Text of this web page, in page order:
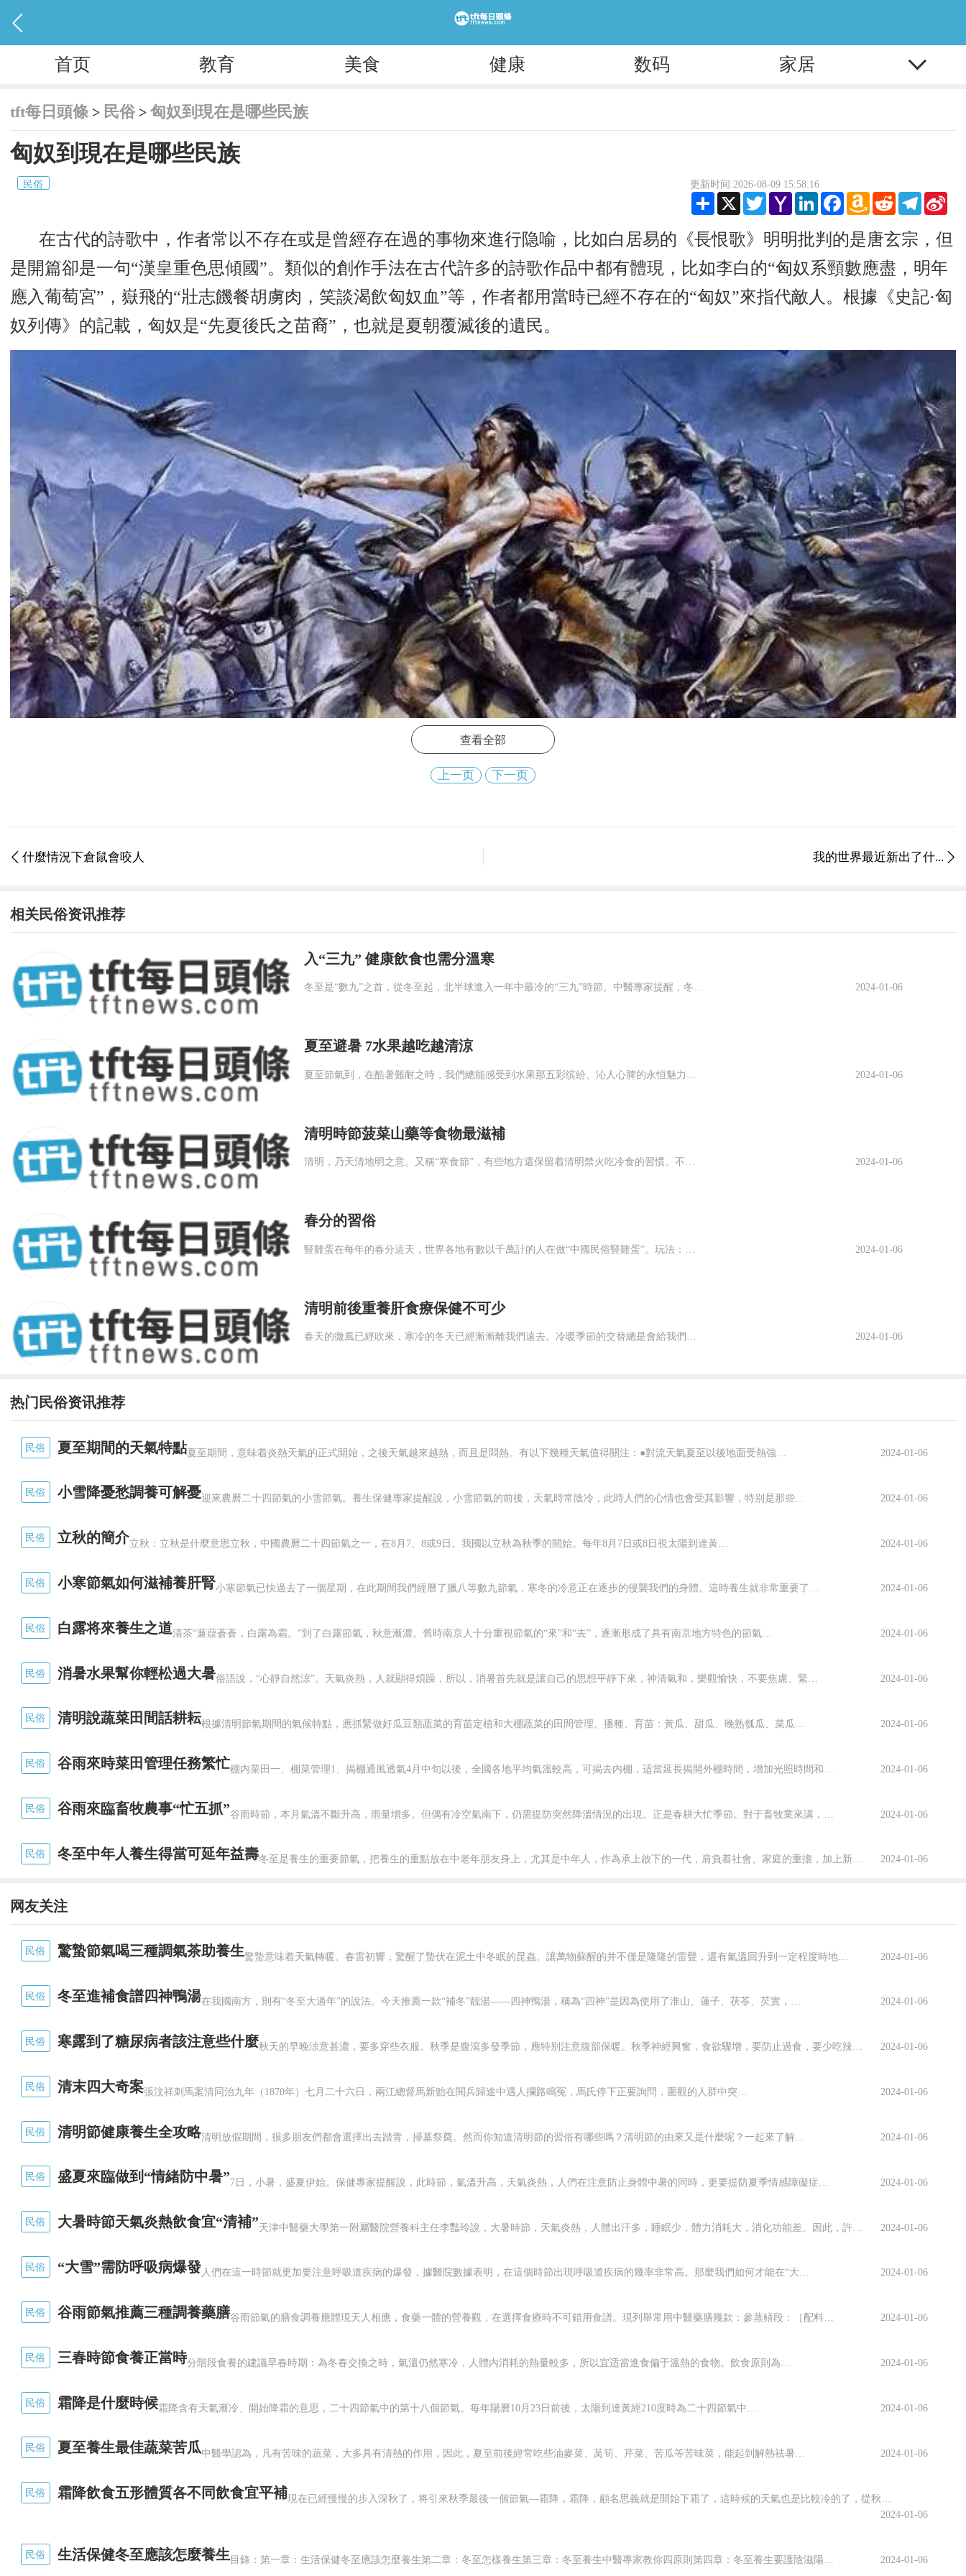

首页 教育 美食 健康 数码 家居
tft每日頭條 > 民俗 >匈奴到現在是哪些民族
匈奴到現在是哪些民族
民俗
更新时间:2026-08-09 15:58:16
Share
X Twitter
Yahoo
Mail
LinkedInFacebookAmazon
Wish
List
Reddit Telegram
在古代的詩歌中，作者常以不存在或是曾經存在過的事物來進行隐喻，比如白居易的《長恨歌》明明批判的是唐玄宗，但
是開篇卻是一句“漢皇重色思傾國”。類似的創作手法在古代許多的詩歌作品中都有體現，比如李白的“匈奴系頸數應盡，明年
應入葡萄宮”，嶽飛的“壯志饑餐胡虜肉，笑談渴飲匈奴血”等，作者都用當時已經不存在的“匈奴”來指代敵人。根據《史記·匈
奴列傳》的記載，匈奴是“先夏後氏之苗裔”，也就是夏朝覆滅後的遺民。
被商人驅逐後，這批夏人遺民在西遷過程中融合了月氏、樓蘭等其他民族，最終演變成了後來的匈奴。匈奴在大約公元前
3世紀左右，才逐漸興起為一個大規模的遊牧部族，“戰國七雄”中的趙國就長年受匈奴的困擾，李牧也是在長期抗擊匈奴的戰
鬥中成長為一代名将的。秦始皇統一六國之後，于公元前215年派遣蒙恬将匈奴人趕出了河套以及河西走廊地區。然而随着秦
朝的二世而亡，中原大地再次陷入戰亂的同時也給了匈奴以喘息之機，并且在西漢初年再度崛起。
公元前201年，劉邦親自率32萬大軍迎擊匈奴，結果被匈奴圍困于平城白登山7天7夜。要不是陳平獻計，可能剛剛建立起
來的漢帝國會比秦朝更短命。從這以後，整個西漢初期的數十年時間裡，漢朝都不得不用和親的方式換取同匈奴的基本和
強大的國力，由被迫防守轉變為了主動進攻。霍去病更是在短短幾年裡打得匈奴哀嚎不已，他的“封狼居胥”也成為了後世武
漢武帝時期的頻繁用兵，打得匈奴内部出現了大分裂，其中南匈奴于公元前53年在首領呼韓邪的帶領下歸附了西漢，并且
查看全部
上一页 下一页
什麼情況下倉鼠會咬人 
我的世界最近新出了什...
相关民俗资讯推荐
入“三九” 健康飲食也需分溫寒
冬至是“數九”之首，從冬至起，北半球進入一年中最冷的“三九”時節。中醫專家提醒，冬至時節是個轉變時期，此時陰氣開始衰弱，陽氣逐漸升發，但畢竟三九天剛剛開始，外界陰氣較重，因此，冬令進補要注意收藏，飲食起居要以斂陽護陰為根本，并注意防寒保暖，避免過度勞累... 2024-01-06
夏至避暑 7水果越吃越清涼
2024-01-06
清明時節菠菜山藥等食物最滋補
清明，乃天清地明之意。又稱“寒食節”，有些地方還保留着清明禁火吃冷食的習慣。不過，“有些人是不适合吃冷食的。在清明時節，凡是耗損或阻礙陽氣的情況都應該避免。“陽氣”升發是指脾胃的運動收縮，因此人們春季的食欲通常比較好，不過要注意飲食适度，保... 2024-01-06
春分的習俗
2024-01-06
清明前後重養肝食療保健不可少
2024-01-06
热门民俗资讯推荐
民俗 夏至期間的天氣特點 2024-01-06
民俗 小雪降憂愁調養可解憂 迎來農曆二十四節氣的小雪節氣。養生保健專家提醒說，小雪節氣的前後，天氣時常陰冷，此時人們的心情也會受其影響，特别是那些患有抑郁症的公衆更容易加重病情，要注重調養。養生保健專家介紹，傳統中醫認為“千般災難，不越三條”，也就是說，緻疾病發生的原因不外乎三種：即内因（七情過激所傷）、外因（六淫侵襲所傷）、... 2024-01-06
民俗 立秋的簡介 立秋：立秋是什麼意思立秋，中國農曆二十四節氣之一，在8月7、8或9日。我國以立秋為秋季的開始。每年8月7日或8日視太陽到達黃經135°時為立秋。《月令七十二候集解》：“七月節，立字解見春（立春）。秋，揪也，物于此而揪斂也。”立秋一般預示着炎熱的夏天即将過去，秋天即将來... 2024-01-06
民俗 小寒節氣如何滋補養肝腎 小寒節氣已快過去了一個星期，在此期間我們經曆了臘八等數九節氣，寒冬的冷意正在逐步的侵襲我們的身體。這時養生就非常重要了，那麼在小寒節氣我們如何滋補養肝腎的呢？今天小編就帶大家了解一下吧。小寒要注意滋補肝腎“小寒節氣天氣寒冷，養生的重點在于滋補肝腎。合理進補既可及時補充氣血津液抵禦嚴寒侵襲... 2024-01-06
民俗 白露将來養生之道 清茶“蒹葭蒼蒼，白露為霜。”到了白露節氣，秋意漸濃。舊時南京人十分重視節氣的“來”和“去”，逐漸形成了具有南京地方特色的節氣習俗。說到白露，愛喝茶的老南京都十分青睐“白露茶”，此時的茶樹經過夏季的酷熱，白... 2024-01-06
民俗 消暑水果幫你輕松過大暑 2024-01-06
民俗 清明說蔬菜田間話耕耘 2024-01-06
民俗 谷雨來時菜田管理任務繁忙 2024-01-06
民俗 谷雨來臨畜牧農事“忙五抓” 2024-01-06
民俗 冬至中年人養生得當可延年益壽 冬至是養生的重要節氣，把養生的重點放在中老年朋友身上，尤其是中年人，作為承上啟下的一代，肩負着社會、家庭的重擔，加上新世紀的快節奏與現實生活中的諸多矛盾，使人經常處于緊張繁忙的狀态之中，長此以往，若不注意保養自己，必然影響身心健康。《靈樞·天年》雲：“人生…&... 2024-01-06
网友关注
民俗 驚蟄節氣喝三種調氣茶助養生 驚蟄意味着天氣轉暖、春雷初響，驚醒了蟄伏在泥土中冬眠的昆蟲。讓萬物蘇醒的并不僅是隆隆的雷聲，還有氣溫回升到一定程度時地中及地表的溫度。因此有諺語雲：“驚蟄過，暖和和，蛤蟆老角（鳳頭百靈）唱山歌”，“驚蟄地氣通”等。養生保健專家介紹，驚蟄節氣前後的養生保... 2024-01-06
民俗 冬至進補食譜四神鴨湯 在我國南方，則有“冬至大過年”的說法。今天推薦一款“補冬”靓湯——四神鴨湯，稱為“四神”是因為使用了淮山、蓮子、茯苓、芡實，這四種藥材在中藥裡稱為“四臣子”，與閩南語的&ldquo... 2024-01-06
民俗 寒露到了糖尿病者該注意些什麼 秋天的早晚涼意甚濃，要多穿些衣服。秋季是腹瀉多發季節，應特别注意腹部保暖。秋季神經興奮，食欲驟增，要防止過食，要少吃辣味和生冷食物，多吃酸性和熱軟食物，以利于消化。不吃黴變和不潔食物，避免感染腸道傳染病。中秋之後天氣幹燥，易出現口渴、咽幹、唇燥、皮膚幹澀等“秋燥病”，應多吃水... 2024-01-06
民俗 清末四大奇案 2024-01-06
民俗 清明節健康養生全攻略 清明放假期間，很多朋友們都會選擇出去踏青，掃墓祭奠。然而你知道清明節的習俗有哪些嗎？清明節的由來又是什麼呢？一起來了解下吧！清明節出行攻略控制情緒防心病“清明也是心肌梗塞、中風等心腦血管疾病的高發期。”專家提醒，患有心腦血管疾病、血壓偏高的人，掃墓時要注意穩定情緒，需帶上急救藥品，身旁最好有親人陪伴... 2024-01-06
民俗 盛夏來臨做到“情緒防中暑” 2024-01-06
民俗 大暑時節天氣炎熱飲食宜“清補” 天津中醫藥大學第一附屬醫院營養科主任李豔玲說，大暑時節，天氣炎熱，人體出汗多，睡眠少，體力消耗大，消化功能差。因此，許多人天氣一熱，體質就有所下降，常常是“無病三分虛”，一些平素陰虛體弱者，更易産生精神疲憊、食欲不振、口苦苔膩、脘腹脹悶、體重減輕等現象。中醫強調，炎熱的大暑，... 2024-01-06
民俗 “大雪”需防呼吸病爆發 人們在這一時節就更加要注意呼吸道疾病的爆發，據醫院數據表明，在這個時節出現呼吸道疾病的幾率非常高。那麼我們如何才能在“大雪”時節到來之時，給自己做一份全方位的保護哪？一：保護脖子，人人需要冬天常見的呼吸道疾病大多數都是從嗓子開始的。我們在冬天寒冷的時候，總是穿上厚重的羽絨服、... 2024-01-06
民俗 谷雨節氣推薦三種調養藥膳 谷雨節氣的膳食調養應體現天人相應，食藥一體的營養觀，在選擇食療時不可錯用食譜。現列舉常用中醫藥膳幾款：參蒸鳝段：［配料］鳝魚1000克，黨參10克，當歸5克，熟火腿150克，食鹽、紹酒、胡椒粉、生姜、大蔥、味精各适量，清雞湯500克。［做法］黨參、當歸洗淨浸潤後切片備用；鳝魚剖後除去内髒，清水洗淨再... 2024-01-06
民俗 三春時節食養正當時 2024-01-06
民俗 霜降是什麼時候 2024-01-06
民俗 夏至養生最佳蔬菜苦瓜 中醫學認為，凡有苦味的蔬菜，大多具有清熱的作用，因此，夏至前後經常吃些油麥菜、莴筍、芹菜、苦瓜等苦味菜，能起到解熱祛暑、消除疲勞等作用。例如，可多吃素有“菜中君子”美稱的苦瓜。苦瓜苦中帶甘，略含清香，食之回味隽永。夏天常食苦瓜湯或苦瓜菜肴，能調和脾胃，清除疲勞，醒腦提神，對中... 2024-01-06
民俗 霜降飲食五形體質各不同飲食宜平補
2024-01-06
民俗 生活保健冬至應該怎麼養生 目錄：第一章：生活保健冬至應該怎麼養生第二章：冬至怎樣養生第三章：冬至養生中醫專家教你四原則第四章：冬至養生要護陰滋陽第五章：冬至氣溫下降防寒防病講策略今天是冬至，是一年中最适合養生保健的時節，那麼這一時段人們應當如何做好養生工作呢？養生有什麼原則可以遵循嗎？生活保健冬至應該怎麼養生中年養生的關鍵：... 2024-01-06